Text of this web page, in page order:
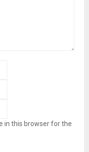
in this browser for the